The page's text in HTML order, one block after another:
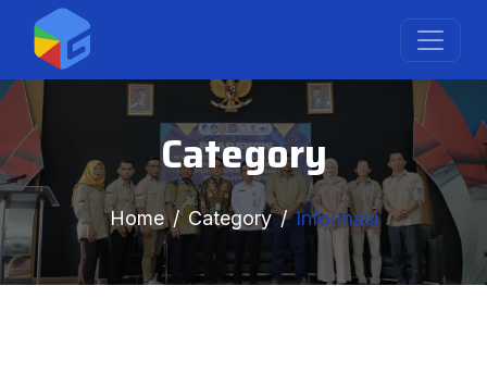
Category
Home Category Informasi